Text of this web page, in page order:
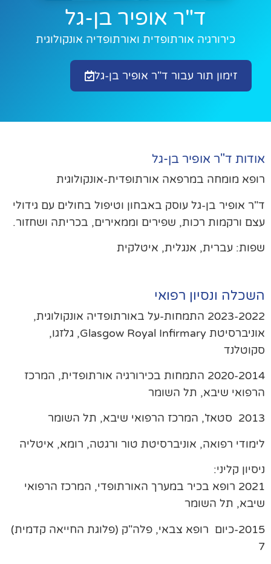
ד"ר אופיר בן-גל
כירורגיה אורתופדית ואורתופדיה אונקולוגית
זימון תור עבור ד"ר אופיר בן-גל
ד"ר אופיר בן-גל
מומחה במרפאה אורתופדית-אונקולוגית
אופיר בן-גל עוסק באבחון וטיפול בחולים עם גידולי
ורקמות רכות, שפירים וממאירים, בכריתה ושחזור.
עברית, אנגלית, איטלקית
ונסיון רפואי
2023-2022 התמחות-על באורתופדיה אונקולוגית,
אוניברסיטת Glasgow Royal Infirmary, גלזגו,
2020-2014 התמחות בכירורגיה אורתופדית, המרכז
שיבא, תל השומר
הרפואי שיבא, תל השומר
רפואה, אוניברסיטת טור ורגטה, רומא, איטליה
קליני:
2021 רופא בכיר במערך האורתופדי, המרכז הרפואי
תל השומר
2015-כיום רופא צבאי, פלה"ק (פלוגת החייאה קדמית)